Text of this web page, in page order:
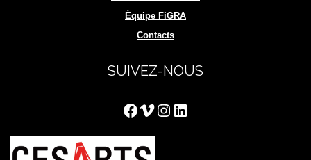
Équipe FiGRA
Contacts
SUIVEZ-NOUS
Facebook
Vimeo
Instagram
LinkedIn